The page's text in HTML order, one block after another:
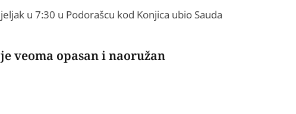
u 7:30 u Podorašcu kod Konjica ubio Sauda
veoma opasan i naoružan